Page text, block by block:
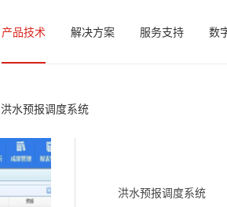
产品技术 解决方案 服务支持 数
洪水预报调度系统
洪水预报调度系统